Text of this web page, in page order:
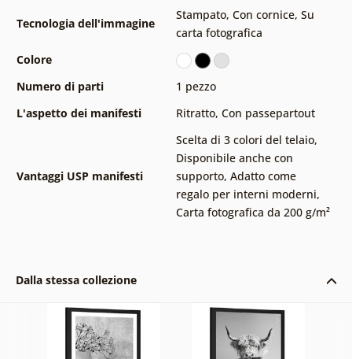
Tecnologia dell'immagine
Stampato, Con cornice, Su
carta fotografica
Colore
Numero di parti
1 pezzo
L'aspetto dei manifesti
Ritratto, Con passepartout
Vantaggi USP manifesti
Scelta di 3 colori del telaio,
Disponibile anche con
supporto, Adatto come
regalo per interni moderni,
Carta fotografica da 200 g/m²
Dalla stessa collezione